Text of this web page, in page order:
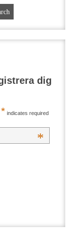
dig
* indicates required
*